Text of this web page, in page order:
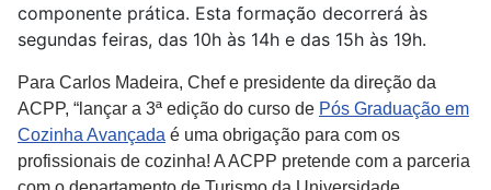
componente prática. Esta formação decorrerá às
segundas feiras, das 10h às 14h e das 15h às 19h.
Para Carlos Madeira, Chef e presidente da direção da
ACPP, “lançar a 3ª edição do curso de Pós Graduação em
Cozinha Avançada é uma obrigação para com os
profissionais de cozinha! A ACPP pretende com a parceria